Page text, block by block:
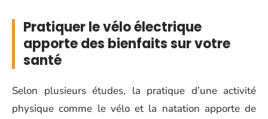
Pratiquer le vélo électrique
apporte des bienfaits sur votre
santé
Selon plusieurs études, la pratique d’une activité
physique comme le vélo et la natation apporte de